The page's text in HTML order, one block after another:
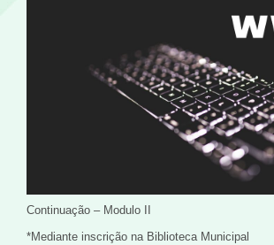
Continuação – Modulo II
*Mediante inscrição na Biblioteca Municipal